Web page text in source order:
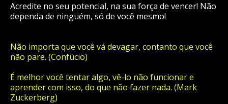
Acredite no seu potencial, na sua força de vencer! Não
dependa de ninguém, só de você mesmo!
Não importa que você vá devagar, contanto que você
não pare. (Confúcio)
É melhor você tentar algo, vê-lo não funcionar e
aprender com isso, do que não fazer nada. (Mark
Zuckerberg)